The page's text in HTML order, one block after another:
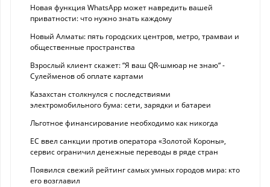
Новая функция WhatsApp может навредить вашей
приватности: что нужно знать каждому
Новый Алматы: пять городских центров, метро, трамваи и
общественные пространства
Взрослый клиент скажет: “Я ваш QR-шмюар не знаю“ -
Сулейменов об оплате картами
Казахстан столкнулся с последствиями
электромобильного бума: сети, зарядки и батареи
Льготное финансирование необходимо как никогда
ЕС ввел санкции против оператора «Золотой Короны»,
сервис ограничил денежные переводы в ряде стран
Появился свежий рейтинг самых умных городов мира: кто
его возглавил